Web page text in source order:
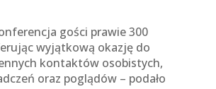
gości prawie 300
wyjątkową okazję do
kontaktów osobistych,
oraz poglądów – podało